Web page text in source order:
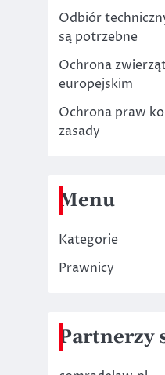
Odbiór
są potrzebne
Ochrona
europejskim
Ochrona praw
zasady
Menu
Kategorie
Prawnicy
Partnerzy